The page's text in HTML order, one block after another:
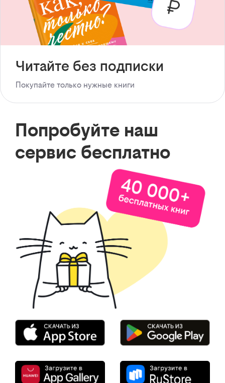
Читайте без подписки
Покупайте только нужные книги
Попробуйте наш
сервис бесплатно